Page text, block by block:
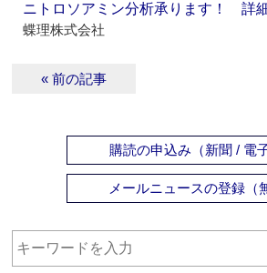
ニトロソアミン分析承ります！ 詳
蝶理株式会社
« 前の記事
購読の申込み（新聞 / 電
メールニュースの登録（